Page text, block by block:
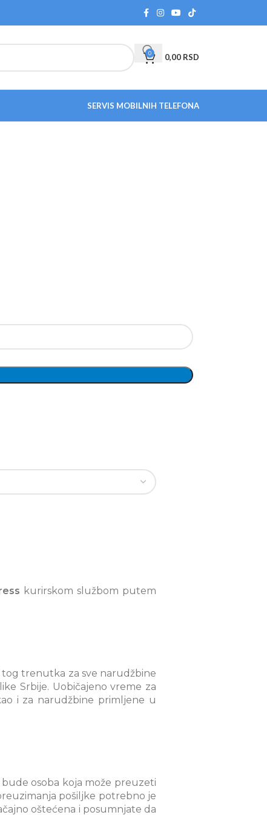
0 0,00 RSD
SERVIS MOBILNIH TELEFONA
kurirskom službom putem
trenutka za sve narudžbine
Srbije. Uobičajeno vreme za
i za narudžbine primljene u
osoba koja može preuzeti
pošiljke potrebno je
oštećena i posumnjate da